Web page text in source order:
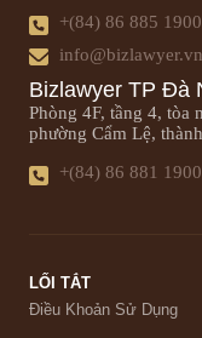
+(84) 86 885 1900
info@bizlawyer.vn
Bizlawyer TP Đà
Phòng 4F, tầng 4, tòa
phường Cẩm Lệ,
+(84) 86 881 1900
LỐI TẮT
Điều Khoản Sử Dụng